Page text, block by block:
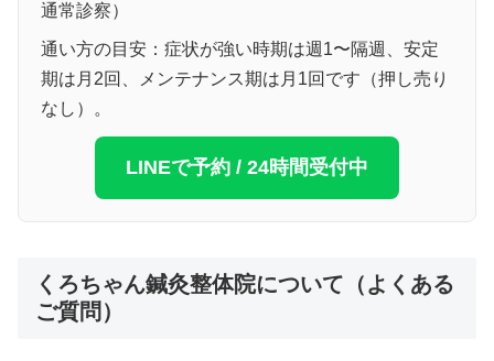
通常診察）
通い方の目安：症状が強い時期は週1〜隔週、安定
期は月2回、メンテナンス期は月1回です（押し売り
なし）。
LINEで予約 / 24時間受付中
くろちゃん鍼灸整体院について（よくある
ご質問）